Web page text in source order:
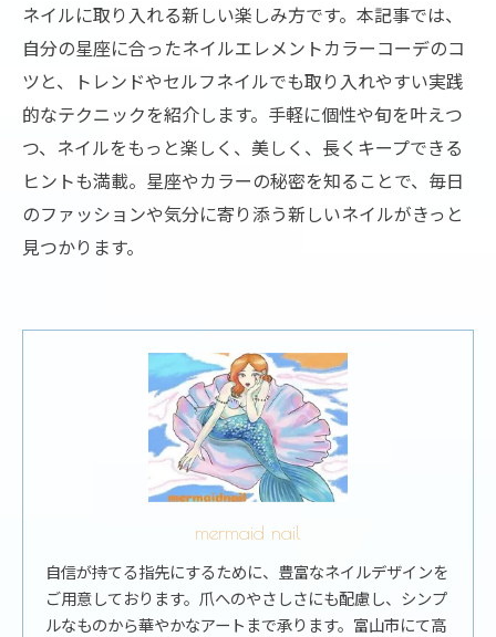
ネイルに取り入れる新しい楽しみ方です。本記事では、
自分の星座に合ったネイルエレメントカラーコーデのコ
ツと、トレンドやセルフネイルでも取り入れやすい実践
的なテクニックを紹介します。手軽に個性や旬を叶えつ
つ、ネイルをもっと楽しく、美しく、長くキープできる
ヒントも満載。星座やカラーの秘密を知ることで、毎日
のファッションや気分に寄り添う新しいネイルがきっと
見つかります。
mermaid nail
自信が持てる指先にするために、豊富なネイルデザインを
ご用意しております。爪へのやさしさにも配慮し、シンプ
ルなものから華やかなアートまで承ります。富山市にて高